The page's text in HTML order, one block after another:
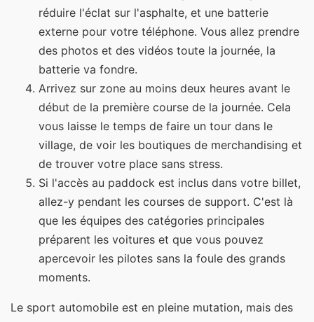
réduire l'éclat sur l'asphalte, et une batterie
externe pour votre téléphone. Vous allez prendre
des photos et des vidéos toute la journée, la
batterie va fondre.
Arrivez sur zone au moins deux heures avant le
début de la première course de la journée. Cela
vous laisse le temps de faire un tour dans le
village, de voir les boutiques de merchandising et
de trouver votre place sans stress.
Si l'accès au paddock est inclus dans votre billet,
allez-y pendant les courses de support. C'est là
que les équipes des catégories principales
préparent les voitures et que vous pouvez
apercevoir les pilotes sans la foule des grands
moments.
Le sport automobile est en pleine mutation, mais des